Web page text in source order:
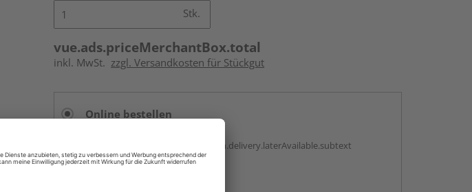
Stk.
vue.ads.priceMerchantBox.total
inkl. MwSt. zzgl. Versandkosten für Stückgut
Online bestellen
vue.ads.priceMerchantBox.option.delivery.laterAvailable.subtext